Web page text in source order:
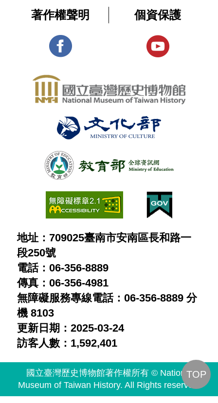
著作權聲明 個資保護
地址：709025臺南市安南區長和路一
段250號
電話：06-356-8889
傳真：06-356-4981
無障礙服務專線電話：06-356-8889 分
機 8103
更新日期：2025-03-24
訪客人數：1,592,401
國立臺灣歷史博物館著作權所有 © National
Museum of Taiwan History. All Rights reserved.
TOP